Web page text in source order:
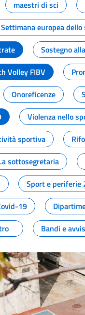
maestri di sci
Settimana europea
Sostegno
Volley FIBV
Onoreficenze
Violenza nello
sportiva
sottosegretaria
Sport e periferie
19
Bandi e